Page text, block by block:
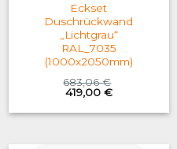
Eckset
Duschrückwand
„Lichtgrau“
RAL_7035
(1000x2050mm)
683,06€
Original
price
was:
419,00 €Current
is: